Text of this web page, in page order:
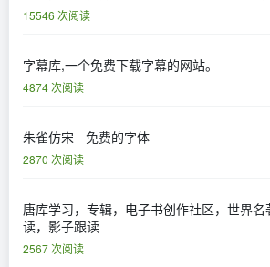
15546 次阅读
字幕库,一个免费下载字幕的网站。
4874 次阅读
朱雀仿宋 - 免费的字体
2870 次阅读
唐库学习，专辑，电子书创作社区，世界
读，影子跟读
2567 次阅读